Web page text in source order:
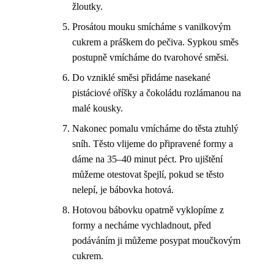
žloutky.
Prosátou mouku smícháme s vanilkovým
cukrem a práškem do pečiva. Sypkou směs
postupně vmícháme do tvarohové směsi.
Do vzniklé směsi přidáme nasekané
pistáciové oříšky a čokoládu rozlámanou na
malé kousky.
Nakonec pomalu vmícháme do těsta ztuhlý
sníh. Těsto vlijeme do připravené formy a
dáme na 35–40 minut péct. Pro ujištění
můžeme otestovat špejlí, pokud se těsto
nelepí, je bábovka hotová.
Hotovou bábovku opatrně vyklopíme z
formy a necháme vychladnout, před
podáváním ji můžeme posypat moučkovým
cukrem.